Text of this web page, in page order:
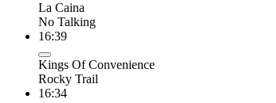
La Caina
No Talking
16:39
Kings Of Convenience
Rocky Trail
16:34